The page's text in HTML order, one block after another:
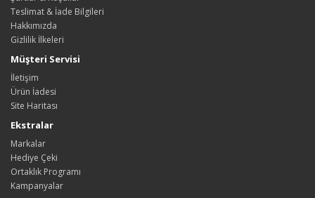
Teslimat & İade Bilgileri
Hakkımızda
Gizlilik İlkeleri
Müşteri Servisi
İletişim
Ürün İadesi
Site Haritası
Ekstralar
Markalar
Hediye Çeki
Ortaklık Programı
Kampanyalar